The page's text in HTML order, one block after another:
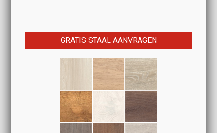
GRATIS STAAL AANVRAGEN